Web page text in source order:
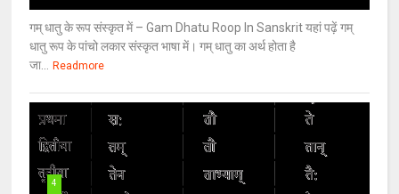
गम् धातु के रूप संस्कृत में – Gam Dhatu Roop In Sanskrit यहां पढ़ें गम्
धातु रूप के पांचो लकार संस्कृत भाषा में। गम् धातु का अर्थ होता है
जा... Readmore
4